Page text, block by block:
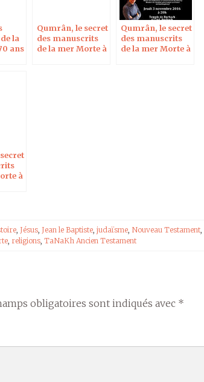
la
ans
Qumrân, le secret
des manuscrits
de la mer Morte à
Qumrân, le secret
des manuscrits
de la mer Morte à
à
Jésus Jean le Baptiste judaïsme Nouveau Testament
religions TaNaKh Ancien Testament
obligatoires sont indiqués avec *